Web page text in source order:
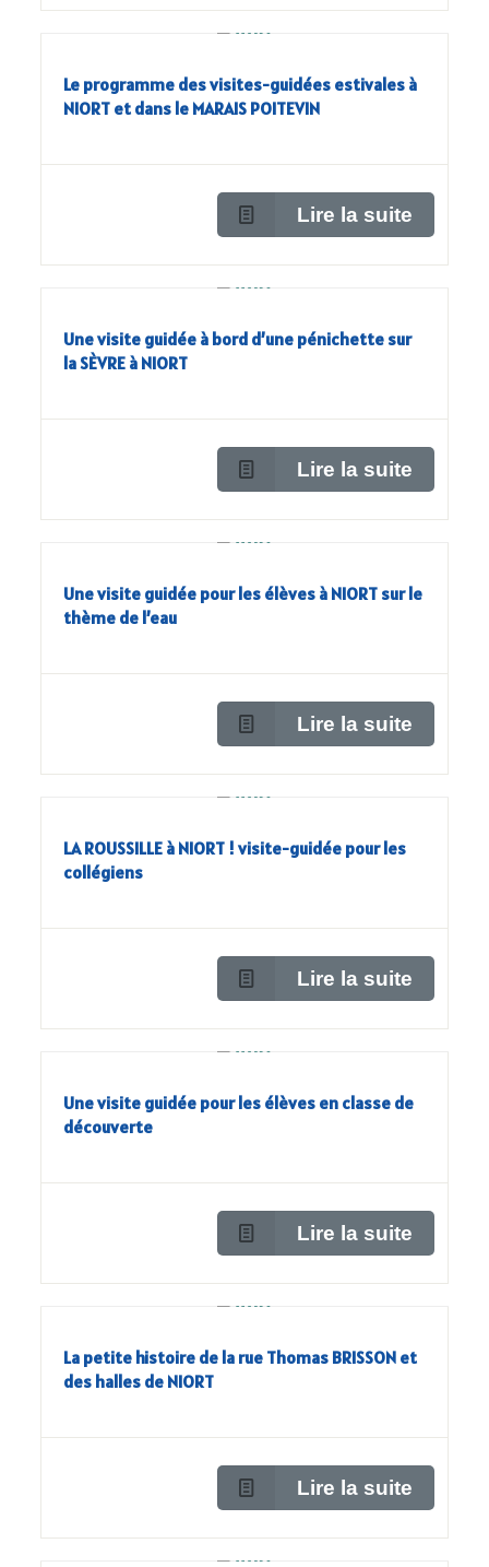
Le programme des visites-guidées estivales à
NIORT et dans le MARAIS POITEVIN
Lire la suite
Une visite guidée à bord d’une pénichette sur
la SÈVRE à NIORT
Lire la suite
Une visite guidée pour les élèves à NIORT sur le
thème de l’eau
Lire la suite
LA ROUSSILLE à NIORT ! visite-guidée pour les
collégiens
Lire la suite
Une visite guidée pour les élèves en classe de
découverte
Lire la suite
La petite histoire de la rue Thomas BRISSON et
des halles de NIORT
Lire la suite